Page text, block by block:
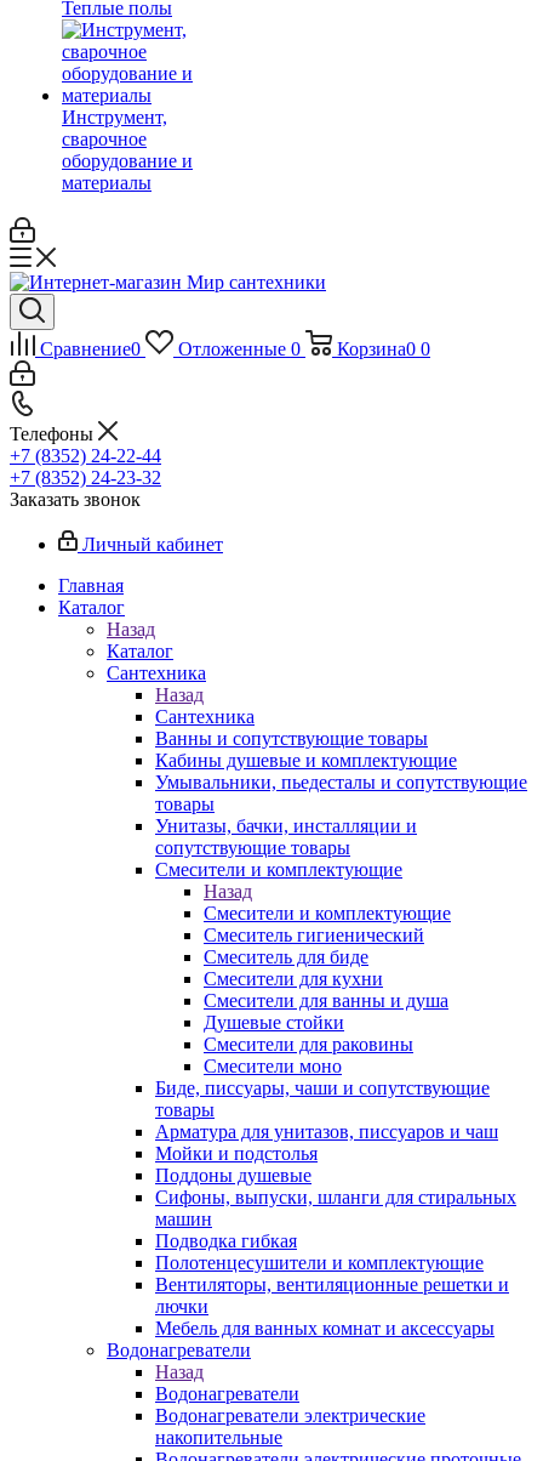
Теплые полы
Инструмент,
сварочное
оборудование и
материалы
Сравнение0 Отложенные 0 Корзина0 0
Телефоны
+7 (8352) 24-22-44
+7 (8352) 24-23-32
Заказать звонок
Личный кабинет
Главная
Каталог
Назад
Каталог
Сантехника
Назад
Сантехника
Ванны и сопутствующие товары
Кабины душевые и комплектующие
Умывальники, пьедесталы и сопутствующие
товары
Унитазы, бачки, инсталляции и
сопутствующие товары
Смесители и комплектующие
Назад
Смесители и комплектующие
Смеситель гигиенический
Смеситель для биде
Смесители для кухни
Смесители для ванны и душа
Душевые стойки
Смесители для раковины
Смесители моно
Биде, писсуары, чаши и сопутствующие
товары
Арматура для унитазов, писсуаров и чаш
Мойки и подстолья
Поддоны душевые
Сифоны, выпуски, шланги для стиральных
машин
Подводка гибкая
Полотенцесушители и комплектующие
Вентиляторы, вентиляционные решетки и
лючки
Мебель для ванных комнат и аксессуары
Водонагреватели
Назад
Водонагреватели
Водонагреватели электрические
накопительные